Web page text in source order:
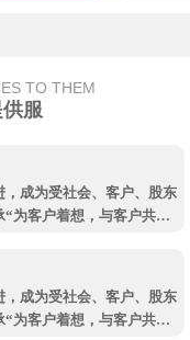
TO THEM
服
成为受社会、客户、股东
为客户着想，与客户共
哪家实惠、深圳机房智能
的方向。 延伸拓展 详情介
建筑物在开始建造之前都
成为受社会、客户、股东
为客户着想，与客户共